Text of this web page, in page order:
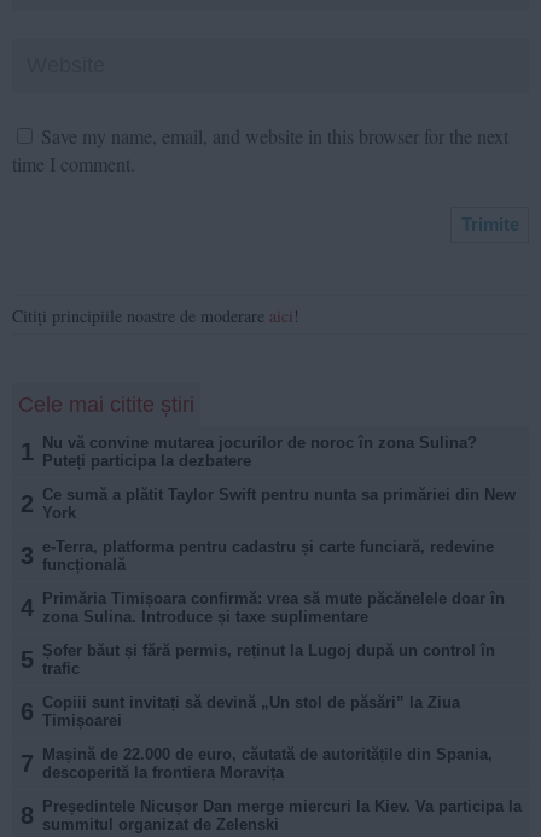
Save my name, email, and website in this browser for the next
time I comment.
Citiți principiile noastre de moderare aici!
Cele mai citite știri
1
Nu vă convine mutarea jocurilor de noroc în zona Sulina?
Puteți participa la dezbatere
2 Ce sumă a plătit Taylor Swift pentru nunta sa primăriei din New
York
3 e-Terra, platforma pentru cadastru și carte funciară, redevine
funcțională
4
Primăria Timișoara confirmă: vrea să mute păcănelele doar în
zona Sulina. Introduce și taxe suplimentare
5 Șofer băut și fără permis, reținut la Lugoj după un control în
trafic
6 Copiii sunt invitați să devină „Un stol de păsări” la Ziua
Timișoarei
7
Mașină de 22.000 de euro, căutată de autoritățile din Spania,
descoperită la frontiera Moravița
8
Președintele Nicușor Dan merge miercuri la Kiev. Va participa la
summitul organizat de Zelenski